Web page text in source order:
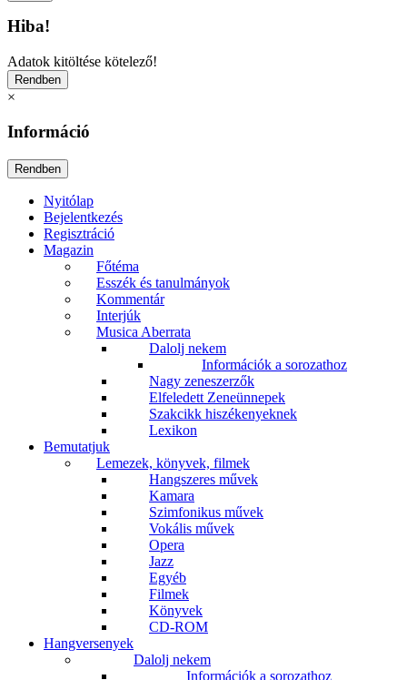
Hiba!
Adatok kitöltése kötelező!
×
Információ
Nyitólap
Bejelentkezés
Regisztráció
Magazin
Főtéma
Esszék és tanulmányok
Kommentár
Interjúk
Musica Aberrata
Dalolj nekem
Információk a sorozathoz
Nagy zeneszerzők
Elfeledett Zeneünnepek
Szakcikk hiszékenyeknek
Lexikon
Bemutatjuk
Lemezek, könyvek, filmek
Hangszeres művek
Kamara
Szimfonikus művek
Vokális művek
Opera
Jazz
Egyéb
Filmek
Könyvek
CD-ROM
Hangversenyek
Dalolj nekem
Információk a sorozathoz